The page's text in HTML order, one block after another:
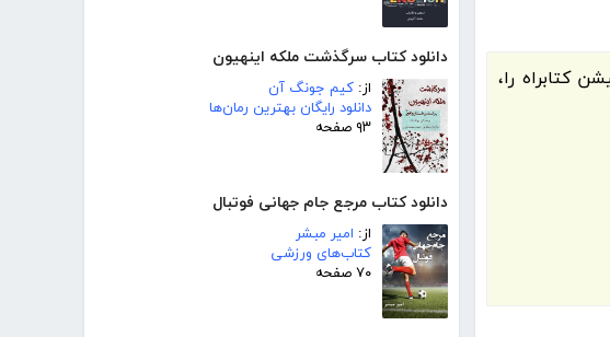
دانلود کتاب سرگذشت ملکه اینهیون
از: کیم جونگ آن
دانلود رایگان بهترین رمان‌ها
۹۳ صفحه
دانلود کتاب مرجع جام جهانی فوتبال
از: امیر مبشر
کتاب‌های ورزشی
۷۰ صفحه
کتابراه را،